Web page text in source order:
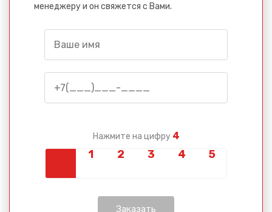
менеджеру и он свяжется с Вами.
Нажмите на цифру 4